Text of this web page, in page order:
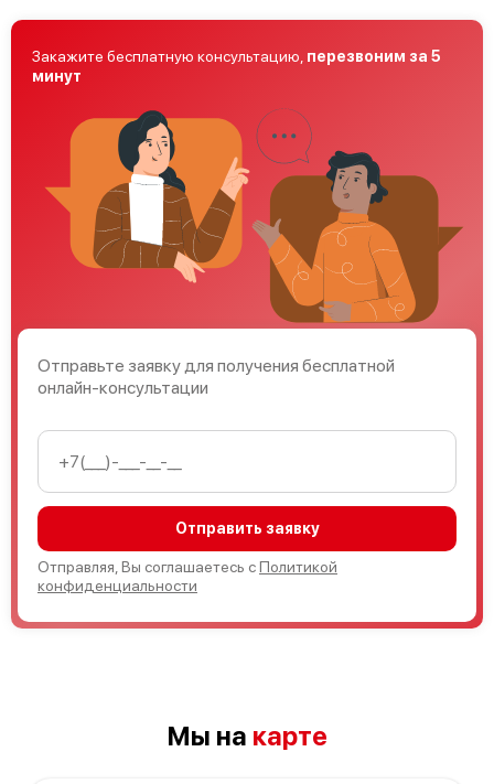
Отправьте заявку для получения бесплатной
онлайн-консультации
Отправить заявку
Отправляя, Вы соглашаетесь сПолитикой
конфиденциальности
Закажите бесплатную консультацию, перезвоним за 5
минут
Мы на карте